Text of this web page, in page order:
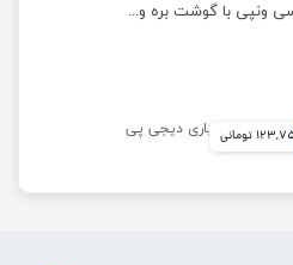
تشویقی سگ سوسیسی ونپی با گوشت بره وزن 100 گرم
تومانی